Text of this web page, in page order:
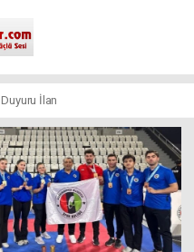
Duyuru İlan